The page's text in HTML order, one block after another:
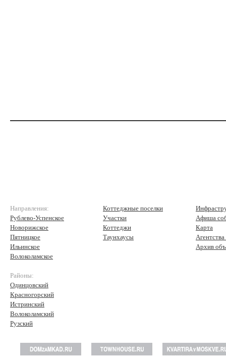
Направления:
Рублево-Успенское
Новорижское
Пятницкое
Ильинское
Волоколамское
Районы:
Одинцовский
Красногорский
Истринский
Волоколамский
Рузский
Коттеджные поселки
Участки
Коттеджи
Таунхаусы
Афиша
Карта
Архив